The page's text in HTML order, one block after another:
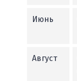
Июнь
Август